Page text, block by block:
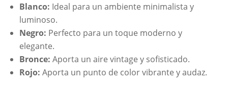
Blanco: Ideal para un ambiente minimalista y
luminoso.
Negro: Perfecto para un toque moderno y
elegante.
Bronce: Aporta un aire vintage y sofisticado.
Rojo: Aporta un punto de color vibrante y audaz.